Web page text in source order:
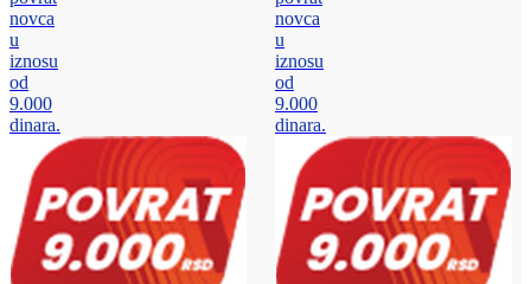
novca
u
iznosu
od
9.000
dinara.
novca
u
iznosu
od
9.000
dinara.